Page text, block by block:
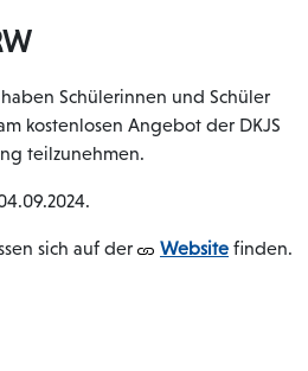
Schülerinnen und Schüler
kostenlosen Angebot der DKJS
teilzunehmen.
sich auf der Website finden.